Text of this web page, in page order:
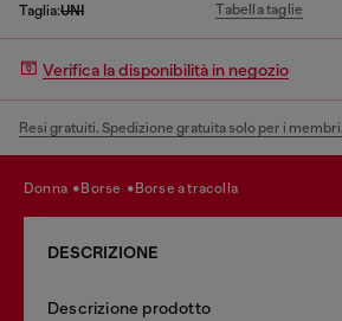
Taglia:UNI Tabella taglie
Verifica la disponibilità in negozio
Resi gratuiti. Spedizione gratuita solo per i membri.
donna borse borse a tracolla
DESCRIZIONE
Descrizione prodotto